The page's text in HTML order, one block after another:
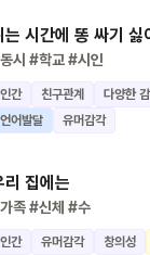
는 시간에 똥 싸기 싫
시 #학교#시인
인간 친구관계 다양한
언어발달
유머감각
리 집에는
족#신체 #수
인간 유머감각 창의성